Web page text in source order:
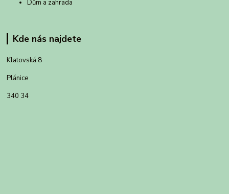
Dům a zahrada
Kde nás najdete
Klatovská 8
Plánice
340 34